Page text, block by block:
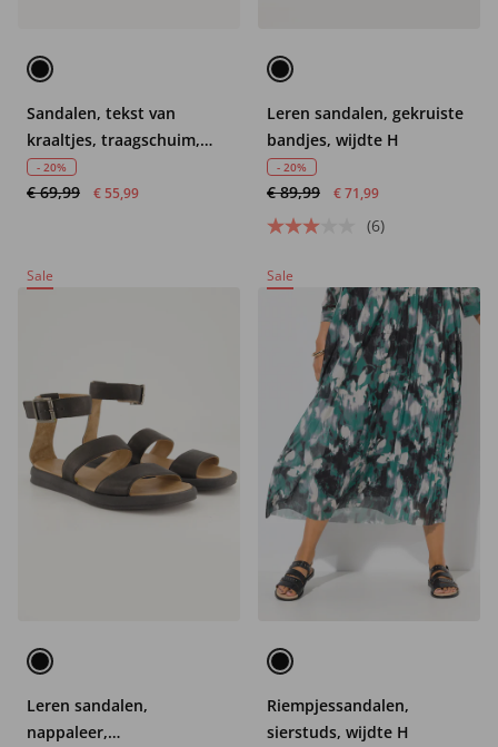
Sandalen, tekst van
kraaltjes, traagschuim,
wijdte H
- 20%
€ 69,99 € 55,99
Leren sandalen, gekruiste
bandjes, wijdte H
- 20%
€ 89,99 € 71,99
(6)
Sale
Leren sandalen,
nappaleer,
Sale
Riempjessandalen,
sierstuds, wijdte H